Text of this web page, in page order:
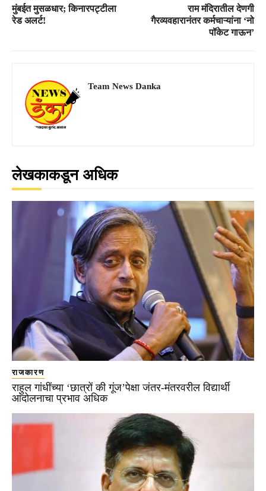
मुंबईत मुसळधार; किनारपट्टीला
रेड अलर्ट!
राम मंदिरातील देणगी
गैरव्यवहारानंतर कर्मचाऱ्यांना ‘नो
पॉकेट गाऊन’
Team News Danka
लेखकाकडून अधिक
राजकारण
राहुल गांधींच्या ‘छात्रों की गूंज’पेक्षा जंतर-मंतरवरील विद्यार्थी
आंदोलनाचा प्रभाव अधिक